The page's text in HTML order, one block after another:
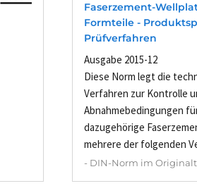
Faserzement-
Formteile -
Prüfverfahren
Ausgabe 2015-12
Diese Norm legt die
Verfahren zur Kontrolle
Abnahmebedingungen
dazugehörige
mehrere der folgenden
- DIN-Norm im